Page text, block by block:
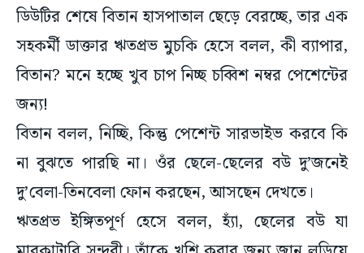
সহকর্মী ডাক্তার ঋতপ্রভ মুচকি হেসে বলল, কী ব্যাপার,
বিতান? মনে হচ্ছে খুব চাপ নিচ্ছ চব্বিশ নম্বর পেশেন্টের
জন্য!
বিতান বলল, নিচ্ছি, কিন্তু পেশেন্ট সারভাইভ করবে কি
না বুঝতে পারছি না। ওঁর ছেলে-ছেলের বউ দু’জনেই
দু’বেলা-তিনবেলা ফোন করছেন, আসছেন দেখতে।
ঋতপ্রভ ইঙ্গিতপূর্ণ হেসে বলল, হ্যাঁ, ছেলের বউ যা
মারকাটারি সুন্দরী। তাঁকে খুশি করার জন্য জান লড়িয়ে